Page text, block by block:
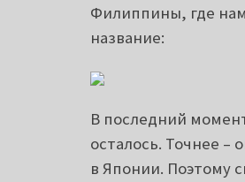
Филиппины, где
название:
В последний
осталось. Точнее –
в Японии. Поэтому